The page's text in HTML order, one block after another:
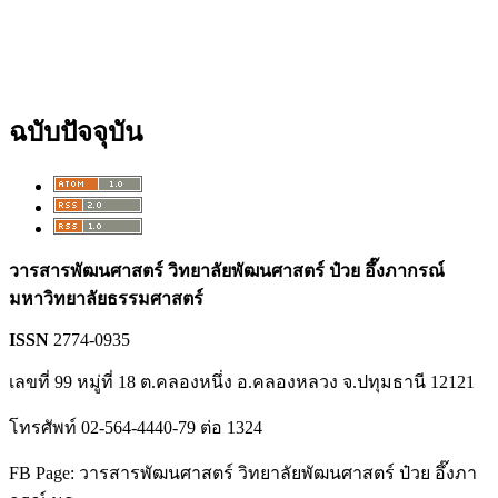
ฉบับปัจจุบัน
วารสารพัฒนศาสตร์ วิทยาลัยพัฒนศาสตร์ ป๋วย อึ๊งภากรณ์
มหาวิทยาลัยธรรมศาสตร์
ISSN 2774-0935
เลขที่ 99 หมู่ที่ 18 ต.คลองหนึ่ง อ.คลองหลวง จ.ปทุมธานี 12121
โทรศัพท์ 02-564-4440-79 ต่อ 1324
FB Page: วารสารพัฒนศาสตร์ วิทยาลัยพัฒนศาสตร์ ป๋วย อึ๊งภา